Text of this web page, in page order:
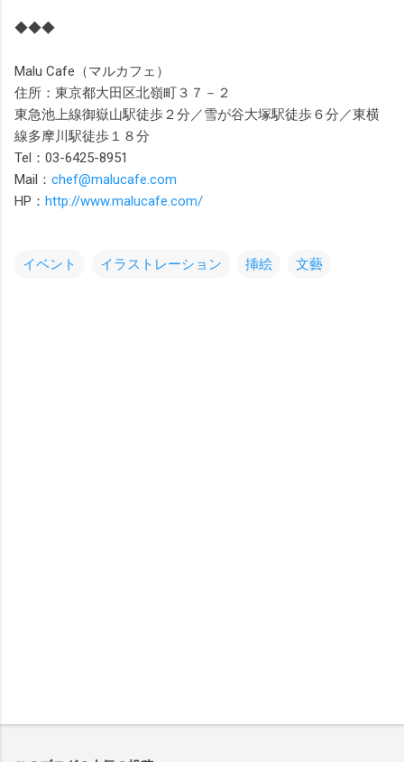
◆◆◆
Malu Cafe（マルカフェ）
住所：東京都大田区北嶺町３７－２
東急池上線御嶽山駅徒歩２分／雪が谷大塚駅徒歩６分／東横
線多摩川駅徒歩１８分
Tel：03-6425-8951
Mail： chef@malucafe.com
HP： http://www.malucafe.com/
イベント イラストレーション 挿絵 文藝